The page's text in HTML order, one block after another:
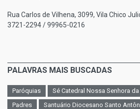
Rua Carlos de Vilhena, 3099, Vila Chico
3721-2294 / 99965-0216
PALAVRAS MAIS BUSCADAS
Paróquias
Sé Catedral Nossa Senhora
Padres
Santuário Diocesano Santo